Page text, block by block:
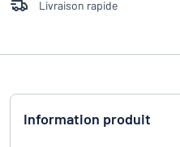
Livraison rapide
Information produit